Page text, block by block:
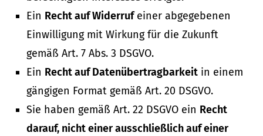
Ein Recht auf Widerrufeiner abgegebenen
Einwilligung mit Wirkung für die Zukunft
gemäß Art. 7 Abs. 3 DSGVO.
Ein Recht auf Datenübertragbarkeit in einem
gängigen Format gemäß Art. 20 DSGVO.
Sie haben gemäß Art. 22 DSGVO ein Recht
darauf, nicht einer ausschließlich auf einer